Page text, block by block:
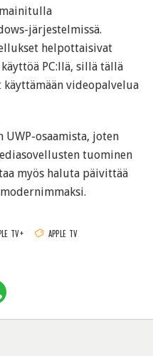
järjestelmissä.
helpottaisivat
PC:llä, sillä tällä
videopalvelua
UWP-osaamista, joten
tuominen
myös haluta päivittää
TV+
APPLE TV